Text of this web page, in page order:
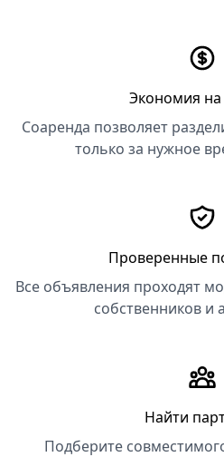
Экономия
Соаренда позволяет
только за нужное
Проверенные
Все объявления проходят
собственников и
Найти
Подберите